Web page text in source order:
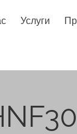
Услуги